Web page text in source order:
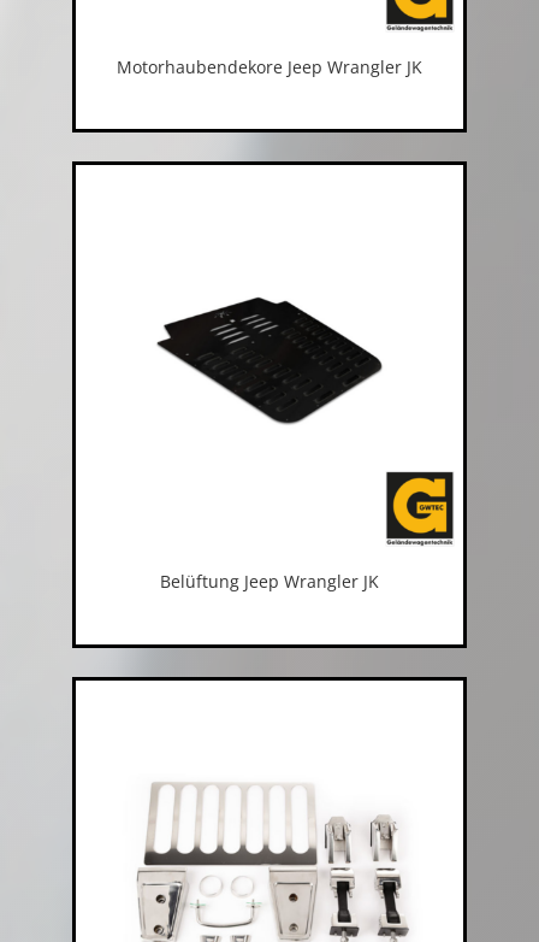
Motorhaubendekore Jeep Wrangler JK
Belüftung Jeep Wrangler JK